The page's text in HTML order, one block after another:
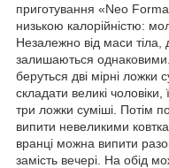
приготування «Neo
низькою калорійністю:
Незалежно від маси тіла,
залишаються
беруться дві мірні ложки
складати великі
три ложки суміші. Потім
випити невеликими
вранці можна випити
замість вечері. На обід